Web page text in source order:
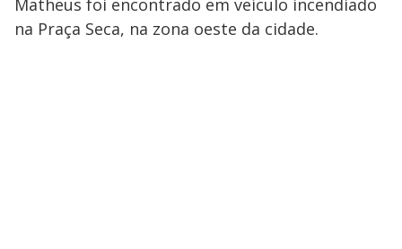
Matheus foi encontrado em veículo incendiado
na Praça Seca, na zona oeste da cidade.